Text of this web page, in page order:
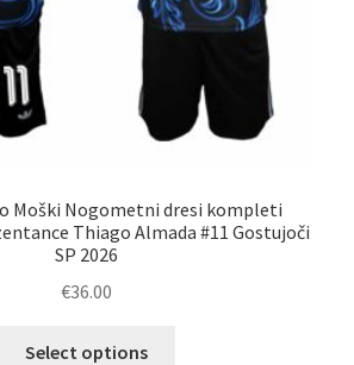
Moški Nogometni dresi kompleti
Thiago Almada #11 Gostujoči
SP 2026
€36.00
Select options